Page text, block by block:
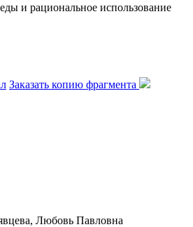
и рациональное использование
Заказать копию фрагмента
Любовь Павловна